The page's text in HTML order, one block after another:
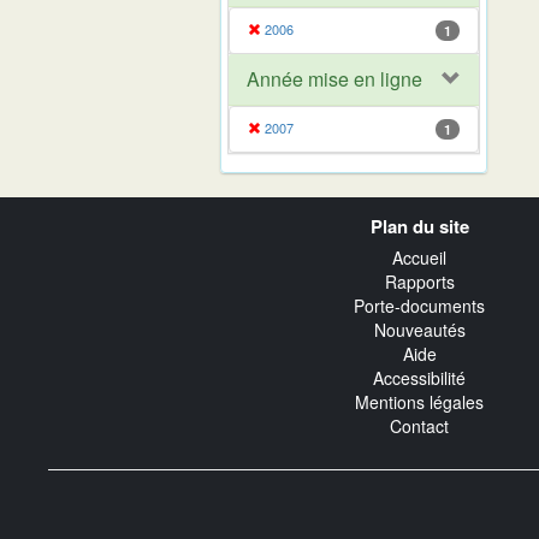
2006 1
Année mise en ligne
2007 1
Plan du site
Accueil
Rapports
Porte-documents
Nouveautés
Aide
Accessibilité
Mentions légales
Contact